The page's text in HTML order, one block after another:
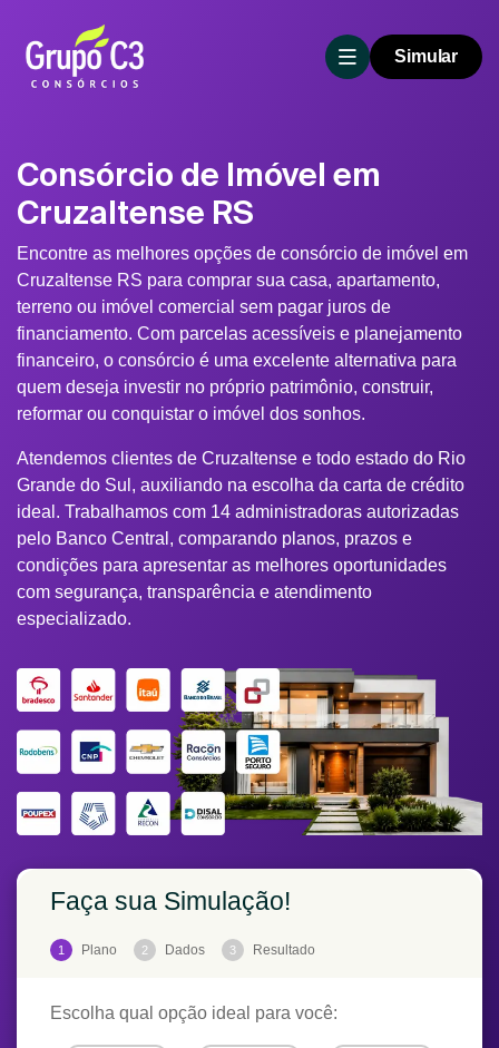
Simular
Consórcio de Imóvel em
Cruzaltense RS
Encontre as melhores opções de consórcio de imóvel em
Cruzaltense RS para comprar sua casa, apartamento,
terreno ou imóvel comercial sem pagar juros de
financiamento. Com parcelas acessíveis e planejamento
financeiro, o consórcio é uma excelente alternativa para
quem deseja investir no próprio patrimônio, construir,
reformar ou conquistar o imóvel dos sonhos.
Atendemos clientes de Cruzaltense e todo estado do Rio
Grande do Sul, auxiliando na escolha da carta de crédito
ideal. Trabalhamos com 14 administradoras autorizadas
pelo Banco Central, comparando planos, prazos e
condições para apresentar as melhores oportunidades
com segurança, transparência e atendimento
especializado.
Faça sua Simulação!
1 Plano 2 Dados 3 Resultado
Escolha qual opção ideal para você: